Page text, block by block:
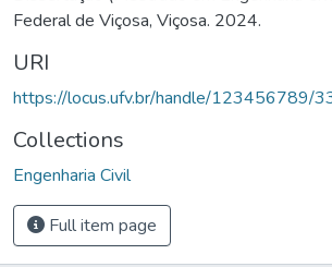
Federal de Viçosa, Viçosa. 2024.
URI
https://locus.ufv.br/handle/123456789/
Collections
Engenharia Civil
Full item page